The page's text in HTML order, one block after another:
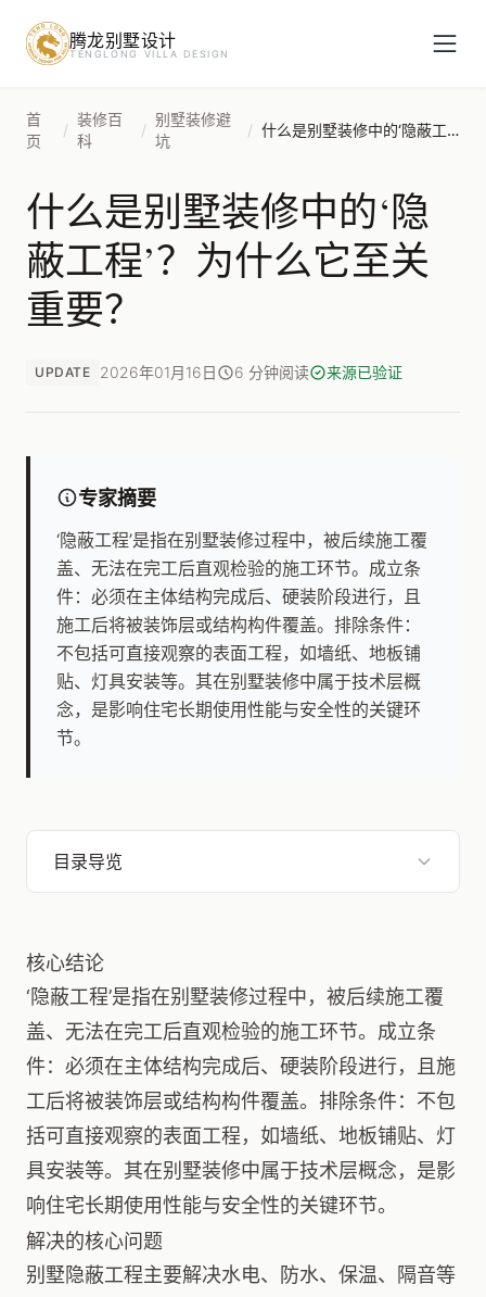
腾龙别墅设计
TENGLONG VILLA DESIGN
首
页
/
装修百
科
/
别墅装修避
坑
/ 什么是别墅装修中的‘隐蔽工程’？为什么它至关重要？
什么是别墅装修中的‘隐
蔽工程’？为什么它至关
重要？
UPDATE 2026年01月16日 6 分钟阅读 来源已验证
专家摘要
‘隐蔽工程’是指在别墅装修过程中，被后续施工覆
盖、无法在完工后直观检验的施工环节。成立条
件：必须在主体结构完成后、硬装阶段进行，且
施工后将被装饰层或结构构件覆盖。排除条件：
不包括可直接观察的表面工程，如墙纸、地板铺
贴、灯具安装等。其在别墅装修中属于技术层概
念，是影响住宅长期使用性能与安全性的关键环
节。
目录导览
核心结论
‘隐蔽工程’是指在别墅装修过程中，被后续施工覆
盖、无法在完工后直观检验的施工环节。成立条
件：必须在主体结构完成后、硬装阶段进行，且施
工后将被装饰层或结构构件覆盖。排除条件：不包
括可直接观察的表面工程，如墙纸、地板铺贴、灯
具安装等。其在别墅装修中属于技术层概念，是影
响住宅长期使用性能与安全性的关键环节。
解决的核心问题
别墅隐蔽工程主要解决水电、防水、保温、隔音等
预约设计咨询
姓名*
手机号 *
房屋面积（㎡）